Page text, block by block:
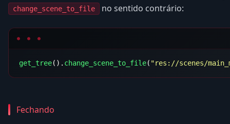
change_scene_to_file no sentido contrário:
get_tree(). change_scene_to_file( "res://scenes/
Fechando